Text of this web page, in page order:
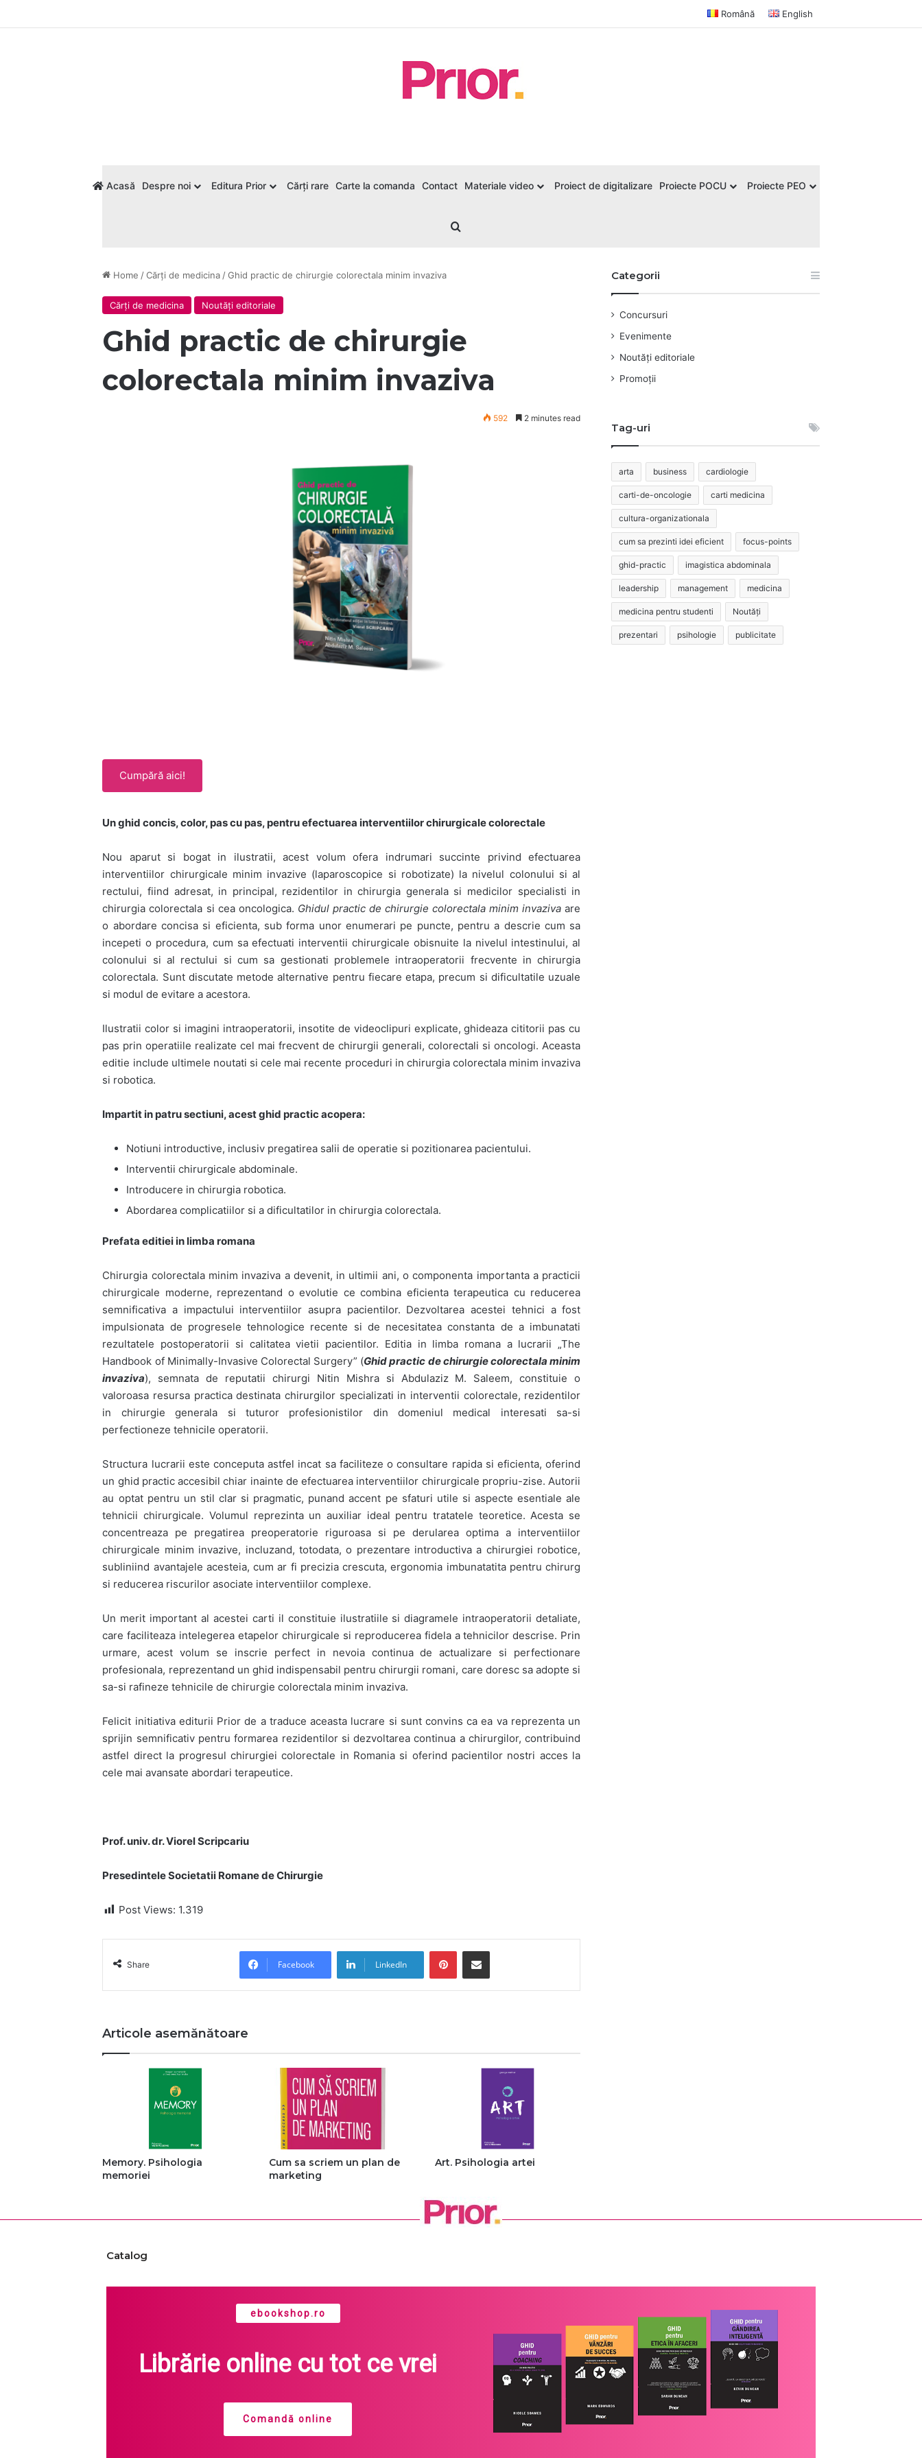
Română English
Acasă Despre noi Editura Prior Cărți rare Carte la comanda Contact Materiale video Proiect de digitalizare Proiecte POCU Proiecte PEO
Home / Cărți de medicina / Ghid practic de chirurgie colorectala minim invaziva
Cărți de medicina Noutăți editoriale
Ghid practic de chirurgie
colorectala minim invaziva
592 2 minutes read
Cumpără aici!
Un ghid concis, color, pas cu pas, pentru efectuarea interventiilor chirurgicale colorectale
Nou aparut si bogat in ilustratii, acest volum ofera indrumari succinte privind efectuarea
interventiilor chirurgicale minim invazive (laparoscopice si robotizate) la nivelul colonului si al
rectului, fiind adresat, in principal, rezidentilor in chirurgia generala si medicilor specialisti in
chirurgia colorectala si cea oncologica. Ghidul practic de chirurgie colorectala minim invazivaare
o abordare concisa si eficienta, sub forma unor enumerari pe puncte, pentru a descrie cum sa
incepeti o procedura, cum sa efectuati interventii chirurgicale obisnuite la nivelul intestinului, al
colonului si al rectului si cum sa gestionati problemele intraoperatorii frecvente in chirurgia
colorectala. Sunt discutate metode alternative pentru fiecare etapa, precum si dificultatile uzuale
si modul de evitare a acestora.
Ilustratii color si imagini intraoperatorii, insotite de videoclipuri explicate, ghideaza cititorii pas cu
pas prin operatiile realizate cel mai frecvent de chirurgii generali, colorectali si oncologi. Aceasta
editie include ultimele noutati si cele mai recente proceduri in chirurgia colorectala minim invaziva
si robotica.
Impartit in patru sectiuni, acest ghid practic acopera:
Notiuni introductive, inclusiv pregatirea salii de operatie si pozitionarea pacientului.
Interventii chirurgicale abdominale.
Introducere in chirurgia robotica.
Abordarea complicatiilor si a dificultatilor in chirurgia colorectala.
Prefata editiei in limba romana
Chirurgia colorectala minim invaziva a devenit, in ultimii ani, o componenta importanta a practicii
chirurgicale moderne, reprezentand o evolutie ce combina eficienta terapeutica cu reducerea
semnificativa a impactului interventiilor asupra pacientilor. Dezvoltarea acestei tehnici a fost
impulsionata de progresele tehnologice recente si de necesitatea constanta de a imbunatati
rezultatele postoperatorii si calitatea vietii pacientilor. Editia in limba romana a lucrarii „The
Handbook of Minimally-Invasive Colorectal Surgery” (Ghid practic de chirurgie colorectala minim
invaziva), semnata de reputatii chirurgi Nitin Mishra si Abdulaziz M. Saleem, constituie o
valoroasa resursa practica destinata chirurgilor specializati in interventii colorectale, rezidentilor
in chirurgie generala si tuturor profesionistilor din domeniul medical interesati sa-si
perfectioneze tehnicile operatorii.
Structura lucrarii este conceputa astfel incat sa faciliteze o consultare rapida si eficienta, oferind
un ghid practic accesibil chiar inainte de efectuarea interventiilor chirurgicale propriu-zise. Autorii
au optat pentru un stil clar si pragmatic, punand accent pe sfaturi utile si aspecte esentiale ale
tehnicii chirurgicale. Volumul reprezinta un auxiliar ideal pentru tratatele teoretice. Acesta se
concentreaza pe pregatirea preoperatorie riguroasa si pe derularea optima a interventiilor
chirurgicale minim invazive, incluzand, totodata, o prezentare introductiva a chirurgiei robotice,
subliniind avantajele acesteia, cum ar fi precizia crescuta, ergonomia imbunatatita pentru chirurg
si reducerea riscurilor asociate interventiilor complexe.
Un merit important al acestei carti il constituie ilustratiile si diagramele intraoperatorii detaliate,
care faciliteaza intelegerea etapelor chirurgicale si reproducerea fidela a tehnicilor descrise. Prin
urmare, acest volum se inscrie perfect in nevoia continua de actualizare si perfectionare
profesionala, reprezentand un ghid indispensabil pentru chirurgii romani, care doresc sa adopte si
sa-si rafineze tehnicile de chirurgie colorectala minim invaziva.
Felicit initiativa editurii Prior de a traduce aceasta lucrare si sunt convins ca ea va reprezenta un
sprijin semnificativ pentru formarea rezidentilor si dezvoltarea continua a chirurgilor, contribuind
astfel direct la progresul chirurgiei colorectale in Romania si oferind pacientilor nostri acces la
cele mai avansate abordari terapeutice.
Prof. univ. dr. Viorel Scripcariu
Presedintele Societatii Romane de Chirurgie
Post Views: 1.319
Share Facebook LinkedIn
Articole asemănătoare
Memory. Psihologia
memoriei
Cum sa scriem un plan de
marketing
Art. Psihologia artei
Categorii
Concursuri
Evenimente
Noutăți editoriale
Promoții
Tag-uri
arta business cardiologie
carti-de-oncologie carti medicina
cultura-organizationala
cum sa prezinti idei eficient focus-points
ghid-practic imagistica abdominala
leadership management medicina
medicina pentru studenti Noutăți
prezentari psihologie publicitate
Catalog
ebookshop.ro
Librărie online cu tot ce vrei
Comandă online